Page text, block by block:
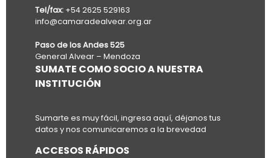
Tel/fax: +54 2625 529163
info@camaradealvear.org.ar
Paso de los Andes 525
General Alvear – Mendoza
SUMATE COMO SOCIO A NUESTRA
INSTITUCIÓN
Sumarte es muy fácil, ingresa aquí, déjanos tus
datos y nos comunicaremos a la brevedad
ACCESOS RÁPIDOS